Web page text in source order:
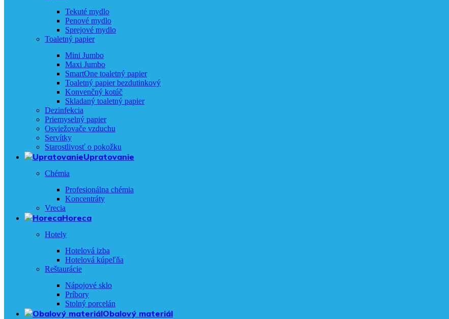
Tekuté mydlo
Penové mydlo
Sprejové mydlo
Toaletný papier
Mini Jumbo
Maxi Jumbo
SmartOne toaletný papier
Toaletný papier bezdutinkový
Konvenčný kotúč
Skladaný toaletný papier
Dezinfekcia
Priemyselný papier
Osviežovače vzduchu
Servítky
Starostlivosť o pokožku
Upratovanie
Chémia
Profesionálna chémia
Koncentráty
Vrecia
Horeca
Hotely
Hotelová izba
Hotelová kúpeľňa
Reštaurácie
Nápojové sklo
Príbory
Stolný porcelán
Obalový materiál